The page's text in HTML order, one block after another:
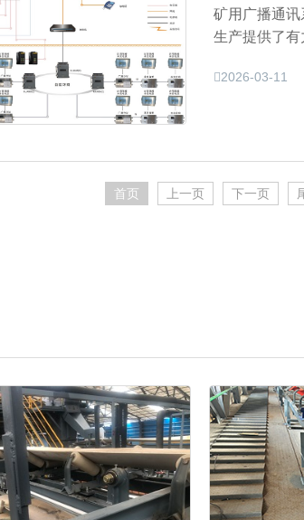
矿用广播通
生产提供了有
2026-03-11
首页 上一页 下一页